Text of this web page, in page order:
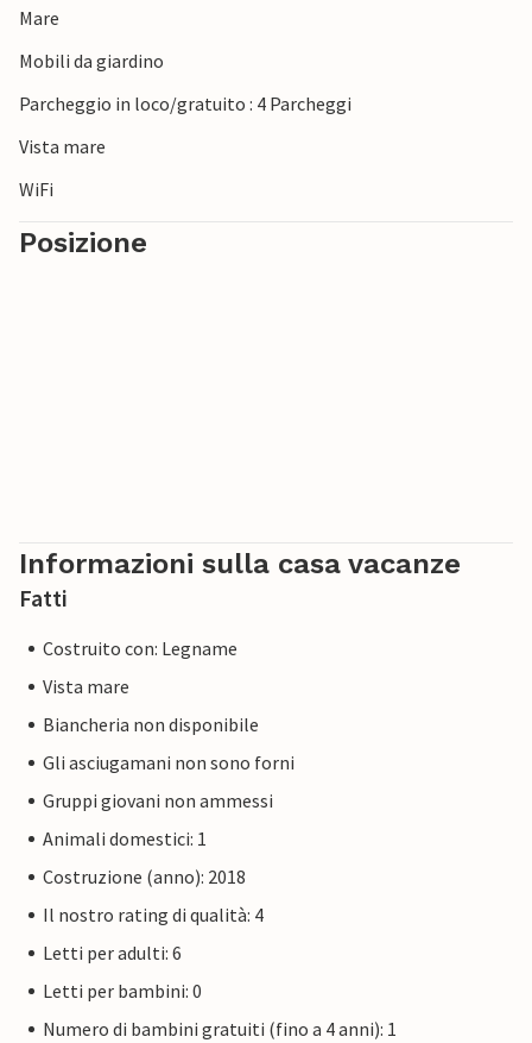
Mare
Mobili da giardino
Parcheggio in loco/gratuito : 4 Parcheggi
Vista mare
WiFi
Posizione
Informazioni sulla casa vacanze
Fatti
Costruito con: Legname
Vista mare
Biancheria non disponibile
Gli asciugamani non sono forni
Gruppi giovani non ammessi
Animali domestici: 1
Costruzione (anno): 2018
Il nostro rating di qualità: 4
Letti per adulti: 6
Letti per bambini: 0
Numero di bambini gratuiti (fino a 4 anni): 1